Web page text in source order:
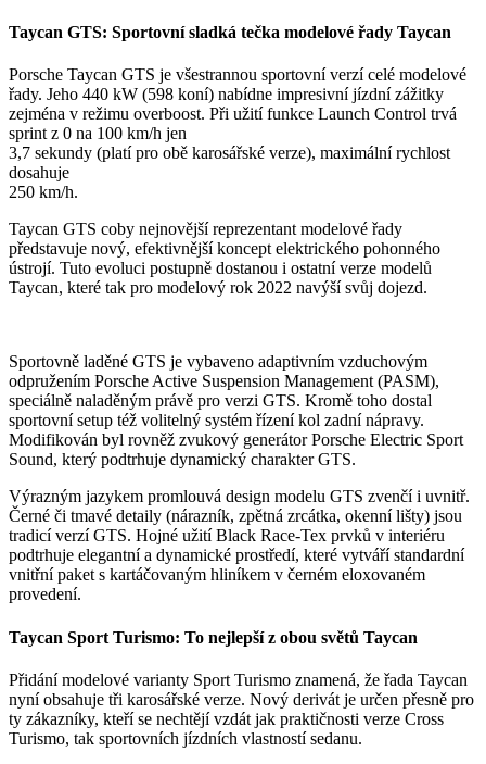
Taycan GTS: Sportovní sladká tečka modelové řady Taycan
Porsche Taycan GTS je všestrannou sportovní verzí celé modelové
řady. Jeho 440 kW (598 koní) nabídne impresivní jízdní zážitky
zejména v režimu overboost. Při užití funkce Launch Control trvá
sprint z 0 na 100 km/h jen
3,7 sekundy (platí pro obě karosářské verze), maximální rychlost
dosahuje
250 km/h.
Taycan GTS coby nejnovější reprezentant modelové řady
představuje nový, efektivnější koncept elektrického pohonného
ústrojí. Tuto evoluci postupně dostanou i ostatní verze modelů
Taycan, které tak pro modelový rok 2022 navýší svůj dojezd.
Sportovně laděné GTS je vybaveno adaptivním vzduchovým
odpružením Porsche Active Suspension Management (PASM),
speciálně naladěným právě pro verzi GTS. Kromě toho dostal
sportovní setup též volitelný systém řízení kol zadní nápravy.
Modifikován byl rovněž zvukový generátor Porsche Electric Sport
Sound, který podtrhuje dynamický charakter GTS.
Výrazným jazykem promlouvá design modelu GTS zvenčí i uvnitř.
Černé či tmavé detaily (nárazník, zpětná zrcátka, okenní lišty) jsou
tradicí verzí GTS. Hojné užití Black Race-Tex prvků v interiéru
podtrhuje elegantní a dynamické prostředí, které vytváří standardní
vnitřní paket s kartáčovaným hliníkem v černém eloxovaném
provedení.
Taycan Sport Turismo: To nejlepší z obou světů Taycan
Přidání modelové varianty Sport Turismo znamená, že řada Taycan
nyní obsahuje tři karosářské verze. Nový derivát je určen přesně pro
ty zákazníky, kteří se nechtějí vzdát jak praktičnosti verze Cross
Turismo, tak sportovních jízdních vlastností sedanu.